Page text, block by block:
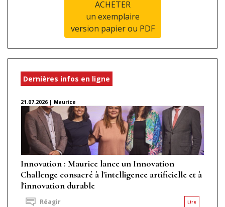
ACHETER
un exemplaire
version papier ou PDF
Dernières infos en ligne
21.07.2026 | Maurice
Innovation : Maurice lance un Innovation
Challenge consacré à l'intelligence artificielle et à
l'innovation durable
Lire
Réagir